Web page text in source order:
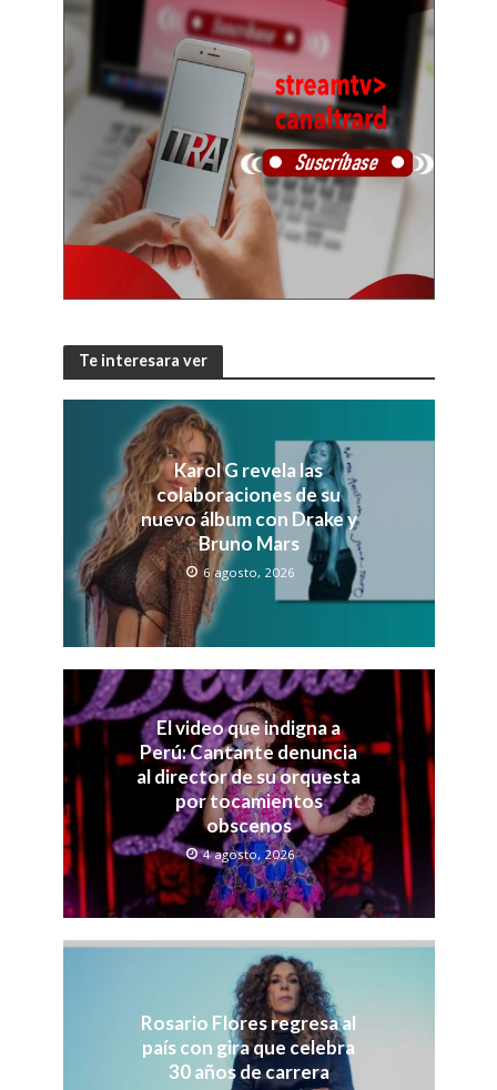
Te interesara ver
Karol G revela las
colaboraciones de su
nuevo álbum con Drake y
Bruno Mars
6 agosto, 2026
El video que indigna a
Perú: Cantante denuncia
al director de su orquesta
por tocamientos
obscenos
4 agosto, 2026
Rosario Flores regresa al
país con gira que celebra
30 años de carrera